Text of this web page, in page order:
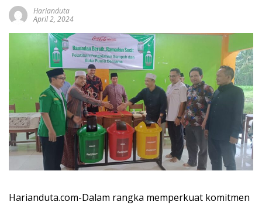
Harianduta
April 2, 2024
Harianduta.com-Dalam rangka memperkuat komitmen